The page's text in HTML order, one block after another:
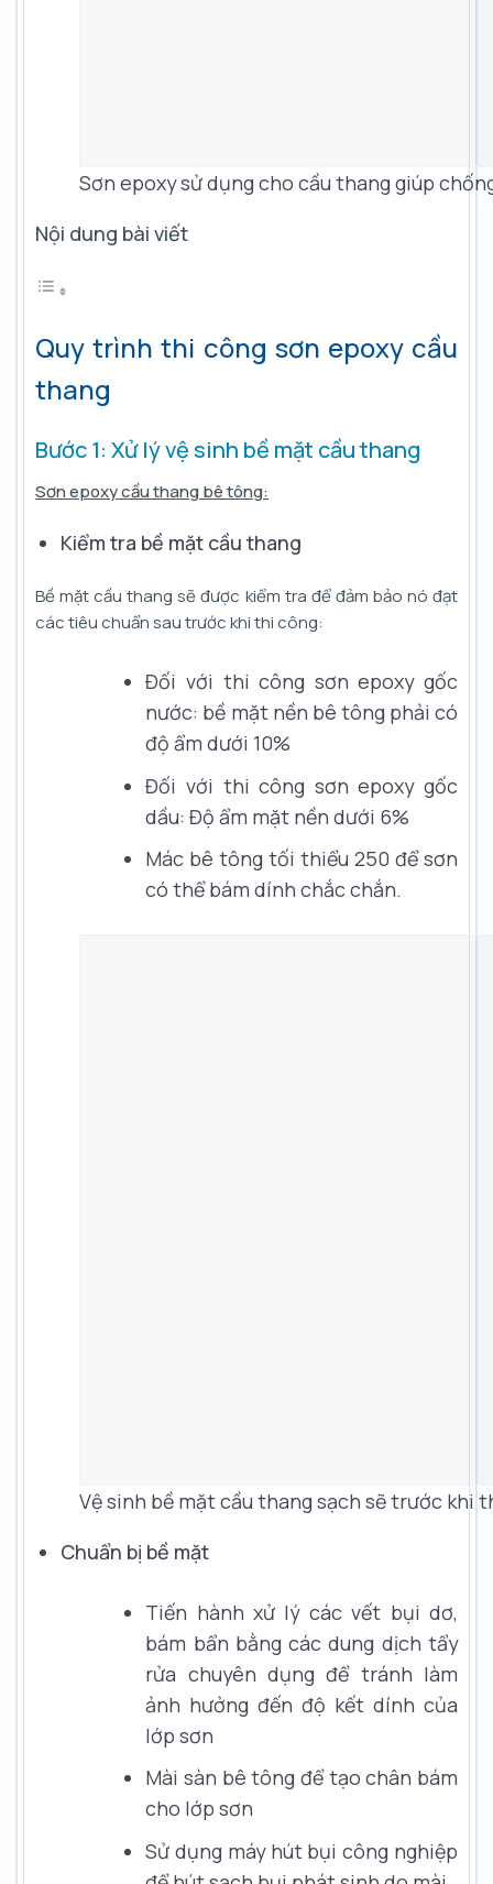
Sơn epoxy sử dụng cho cầu thang giúp
Nội dung bài viết
Quy trình thi công sơn epoxy cầu
thang
Bước 1: Xử lý vệ sinh bề mặt cầu thang
Sơn epoxy cầu thang bê tông:
Kiểm tra bề mặt cầu thang
Bề mặt cầu thang sẽ được kiểm tra để đảm bảo nó đạt
các tiêu chuẩn sau trước khi thi công:
Đối với thi công sơn epoxy gốc
nước: bề mặt nền bê tông phải có
độ ẩm dưới 10%
Đối với thi công sơn epoxy gốc
dầu: Độ ẩm mặt nền dưới 6%
Mác bê tông tối thiểu 250 để sơn
có thể bám dính chắc chắn.
Vệ sinh bề mặt cầu thang sạch sẽ trước khi
Chuẩn bị bề mặt
Tiến hành xử lý các vết bụi dơ,
bám bẩn bằng các dung dịch tẩy
rửa chuyên dụng để tránh làm
ảnh hưởng đến độ kết dính của
lớp sơn
Mài sàn bê tông để tạo chân bám
cho lớp sơn
Sử dụng máy hút bụi công nghiệp